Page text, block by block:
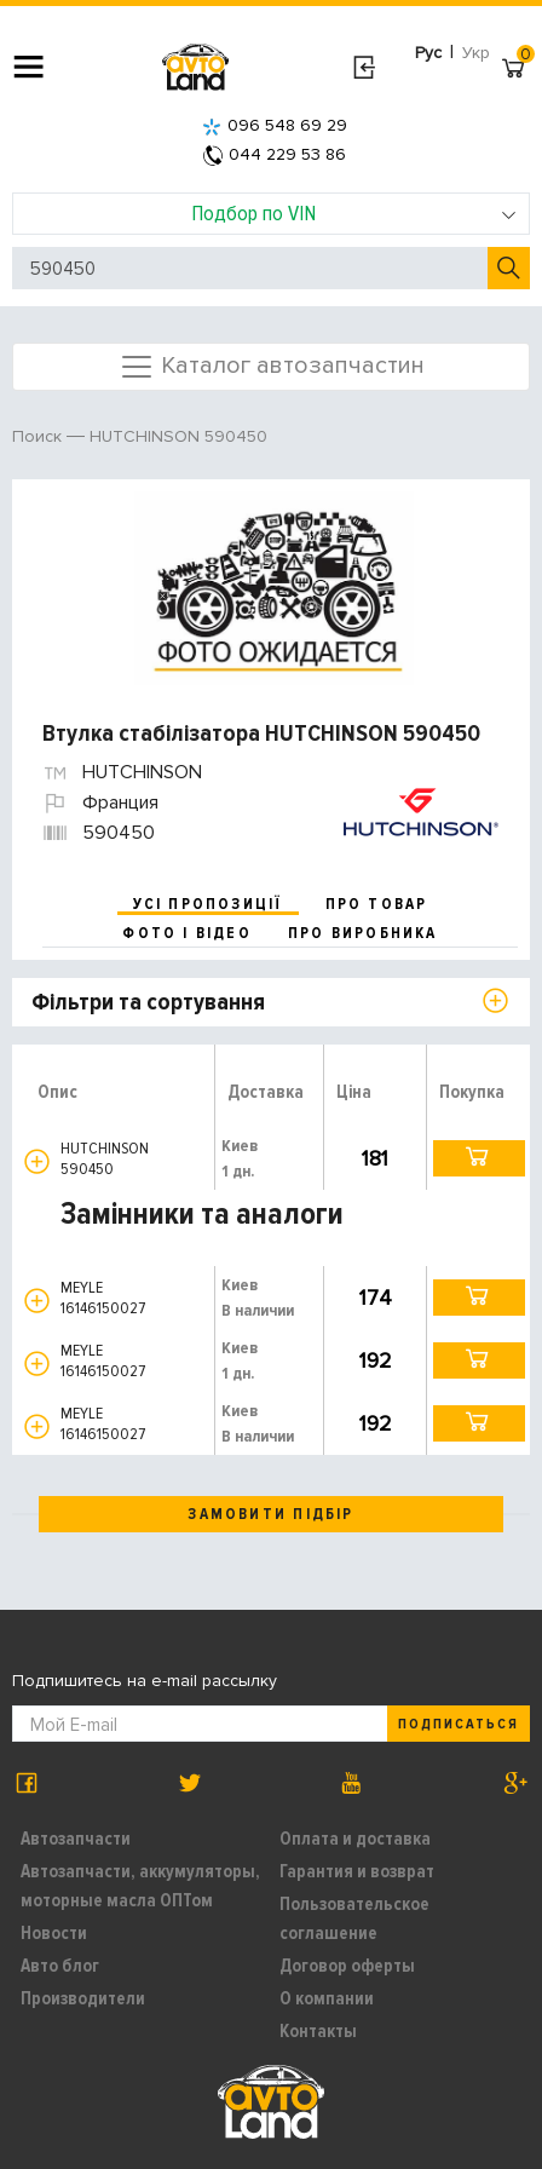
Рус | Укр
Подбор по VIN
096 548 69 29
044 229 53 86
0
Каталог автозапчастин
Поиск HUTCHINSON 590450
Втулка стабілізатора HUTCHINSON 590450
HUTCHINSON
Франция
590450
УСІ ПРОПОЗИЦІЇ
ПРО ТОВАР
ФОТО І ВІДЕО
ПРО ВИРОБНИКА
Фільтри та сортування
Опис Доставка Ціна Покупка
HUTCHINSON
590450
Киев
1 дн.
181
Замінники та аналоги
MEYLE
16146150027
Киев
В наличии
174
MEYLE
16146150027
Киев
1 дн.
192
MEYLE
16146150027
Киев
В наличии
192
ЗАМОВИТИ ПІДБІР
Автозапчасти
Автозапчасти, аккумуляторы,
моторные масла ОПТом
Новости
Авто блог
Производители
Оплата и доставка
Гарантия и возврат
Пользовательское
соглашение
Договор оферты
О компании
Контакты
Подпишитесь на e-mail рассылку
ПОДПИСАТЬСЯ